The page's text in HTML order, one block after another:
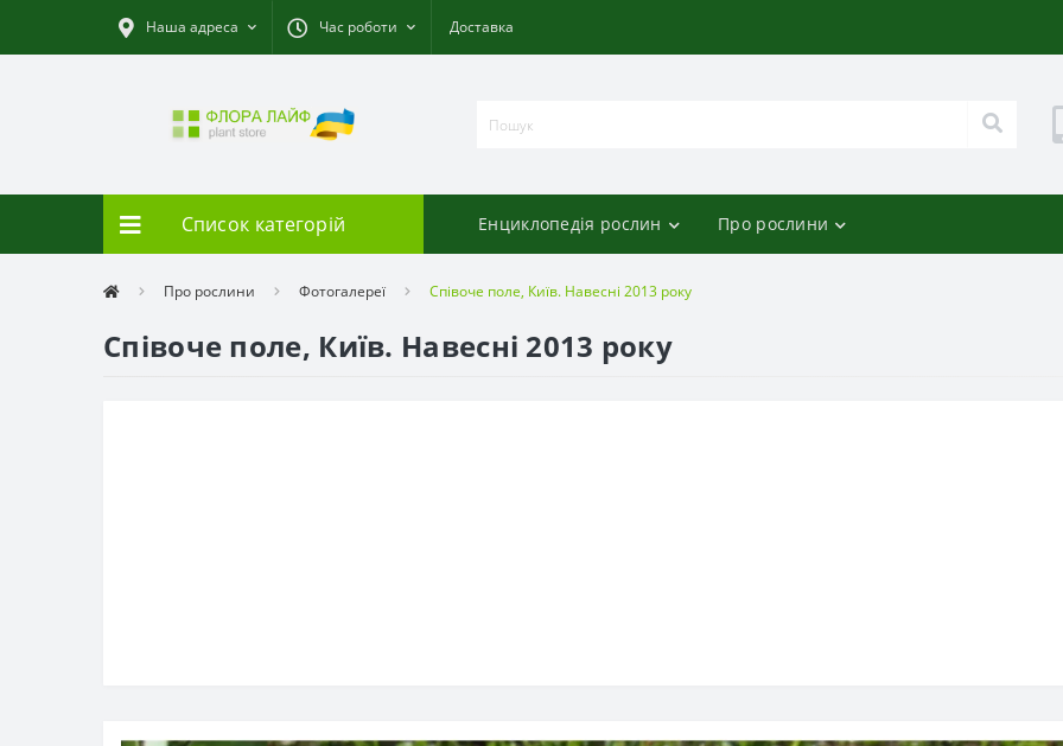
Наша адреса Час роботи Доставка
Список категорій Енциклопедія рослин Про рослини
Про рослини Фотогалереї Співоче поле, Київ. Навесні 2013 року
Співоче поле, Київ. Навесні 2013 року